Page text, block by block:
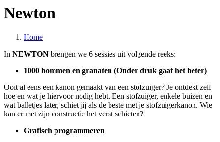
Newton
Breadcrumb
Home
In NEWTON brengen we 6 sessies uit volgende reeks:
1000 bommen en granaten (Onder druk gaat het beter)
Ooit al eens een kanon gemaakt van een stofzuiger? Je ontdekt zelf
hoe en wat je hiervoor nodig hebt. Een stofzuiger, enkele buizen en
wat balletjes later, schiet jij als de beste met je stofzuigerkanon. Wie
kan er met zijn constructie het verst schieten?
Grafisch programmeren